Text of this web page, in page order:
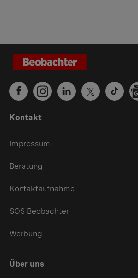
Kontakt
Impressum
Beratung
Kontaktaufnahme
SOS Beobachter
Werbung
Über uns